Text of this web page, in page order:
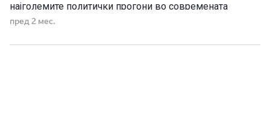
најголемите политички прогони во современата
македонска историја, чија крајна цел беше промена на
сомнеж кај јавноста отвори и неодамнешното
пред 2 мес.